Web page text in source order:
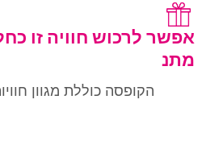
אפשר לרכוש חוויה זו
מתנ
הקופסה כוללת מגוון